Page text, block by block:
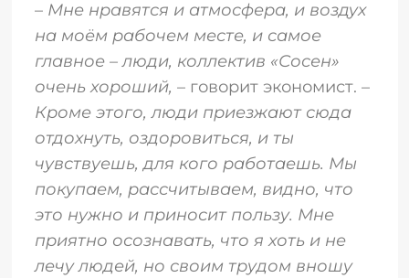
– Мне нравятся и атмосфера, и воздух
на моём рабочем месте, и самое
главное – люди, коллектив «Сосен»
очень хороший, – говорит экономист. –
Кроме этого, люди приезжают сюда
отдохнуть, оздоровиться, и ты
чувствуешь, для кого работаешь. Мы
покупаем, рассчитываем, видно, что
это нужно и приносит пользу. Мне
приятно осознавать, что я хоть и не
лечу людей, но своим трудом вношу